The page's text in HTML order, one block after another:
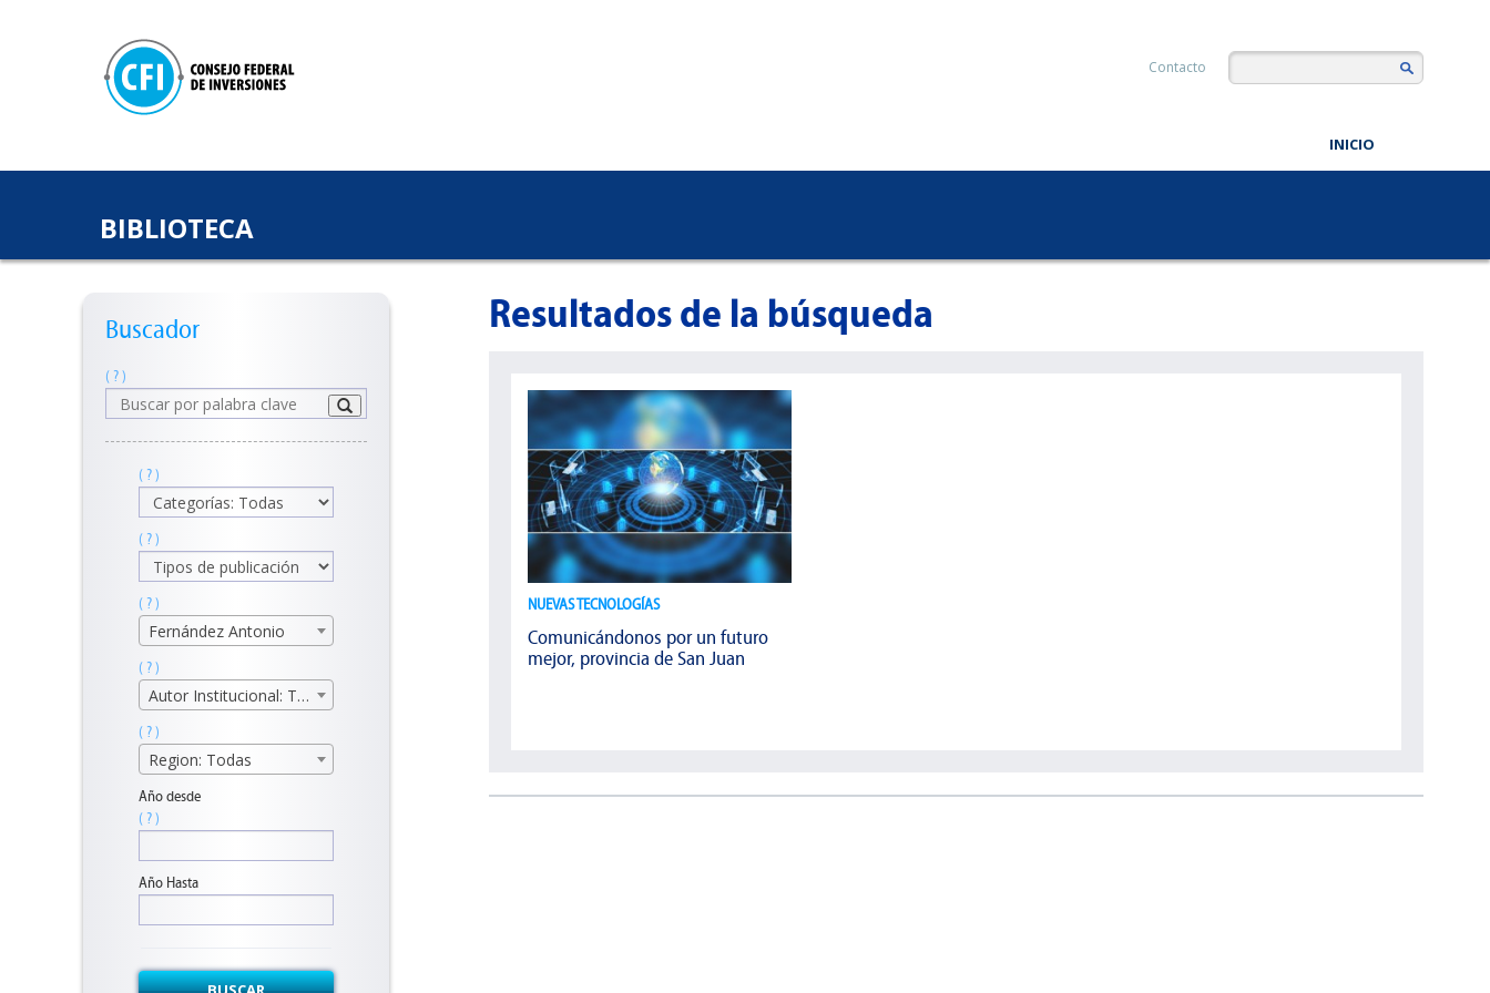
Contacto
INICIO
BIBLIOTECA
Buscador
( ? )
( ? )
( ? )
( ? )
Fernández Antonio
( ? )
Autor Institucional: Todos
( ? )
Region: Todas
Año desde
( ? )
Año Hasta
Resultados de la búsqueda
NUEVAS TECNOLOGÍAS
Comunicándonos por un futuro
mejor, provincia de San Juan